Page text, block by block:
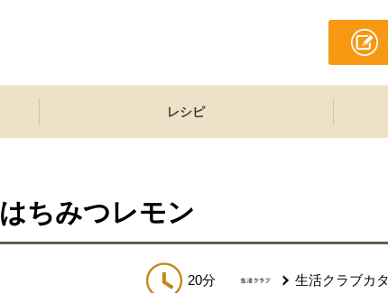
レシピ
はちみつレモン
20分 生活クラブカ